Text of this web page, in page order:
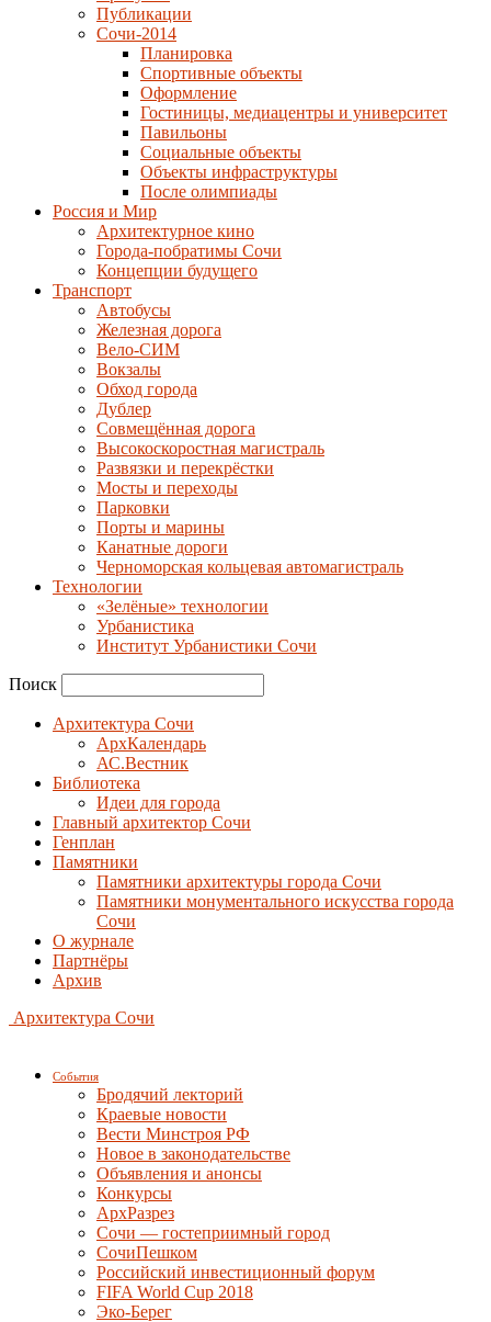
Публикации
Сочи-2014
Планировка
Спортивные объекты
Оформление
Гостиницы, медиацентры и университет
Павильоны
Социальные объекты
Объекты инфраструктуры
После олимпиады
Россия и Мир
Архитектурное кино
Города-побратимы Сочи
Концепции будущего
Транспорт
Автобусы
Железная дорога
Вело-СИМ
Вокзалы
Обход города
Дублер
Совмещённая дорога
Высокоскоростная магистраль
Развязки и перекрёстки
Мосты и переходы
Парковки
Порты и марины
Канатные дороги
Черноморская кольцевая автомагистраль
Технологии
«Зелёные» технологии
Урбанистика
Институт Урбанистики Сочи
Поиск
Архитектура Сочи
АрхКалендарь
АС.Вестник
Библиотека
Идеи для города
Главный архитектор Сочи
Генплан
Памятники
Памятники архитектуры города Сочи
Памятники монументального искусства города
Сочи
О журнале
Партнёры
Архив
Архитектура Сочи
События
Бродячий лекторий
Краевые новости
Вести Минстроя РФ
Новое в законодательстве
Объявления и анонсы
Конкурсы
АрхРазрез
Сочи — гостеприимный город
СочиПешком
Российский инвестиционный форум
FIFA World Cup 2018
Эко-Берег